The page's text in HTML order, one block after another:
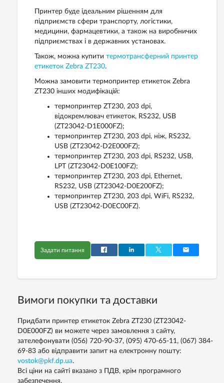
Принтер буде ідеальним рішенням для
підприємств сфери транспорту, логістики,
медицини, фармацевтики, а також на виробничих
підприємствах і в державних установах.
Також, можна купити термотрансферний принтер
етикеток Zebra ZT230.
Можна замовити термопринтер етикеток Zebra
ZT230 інших модифікацій:
термопринтер ZT230, 203 dpi,
відокремлювач етикеток, RS232, USB
(ZT23042-D1E000FZ);
термопринтер ZT230, 203 dpi, ніж, RS232,
USB (ZT23042-D2E000FZ);
термопринтер ZT230, 203 dpi, RS232, USB,
LPT (ZT23042-D0E100FZ);
термопринтер ZT230, 203 dpi, Ethernet,
RS232, USB (ZT23042-D0E200FZ);
термопринтер ZT230, 203 dpi, WiFi, RS232,
USB (ZT23042-D0EC00FZ).
Задати питання
Вимоги покупки та доставки
Придбати принтер етикеток Zebra ZT230 (ZT23042-
D0E000FZ) ви можете через замовлення з сайту,
зателефонувати (056) 720-90-37, (095) 470-65-11, (067) 384-
69-83 або відправити запит на електронну пошту:
vostok@pkf.dp.ua.
Всі ціни на сайті вказано з ПДВ, крім програмного
забезпечення.